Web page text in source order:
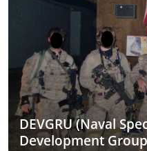
DEVGRU (Naval
Development